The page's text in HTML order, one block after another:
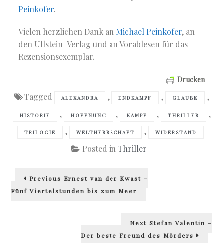
Peinkofer.
Vielen herzlichen Dank an Michael Peinkofer, an
den Ullstein-Verlag und an Vorablesen für das
Rezensionsexemplar.
Drucken
Tagged ALEXANDRA , ENDKAMPF , GLAUBE ,
HISTORIE , HOFFNUNG , KAMPF , THRILLER ,
TRILOGIE , WELTHERRSCHAFT , WIDERSTAND
Posted in Thriller
Beitragsnavigation
Previous Previous
Ernest van der Kwast –
Fünf Viertelstunden bis zum Meer
Next Next
Stefan Valentin –
Der beste Freund des Mörders